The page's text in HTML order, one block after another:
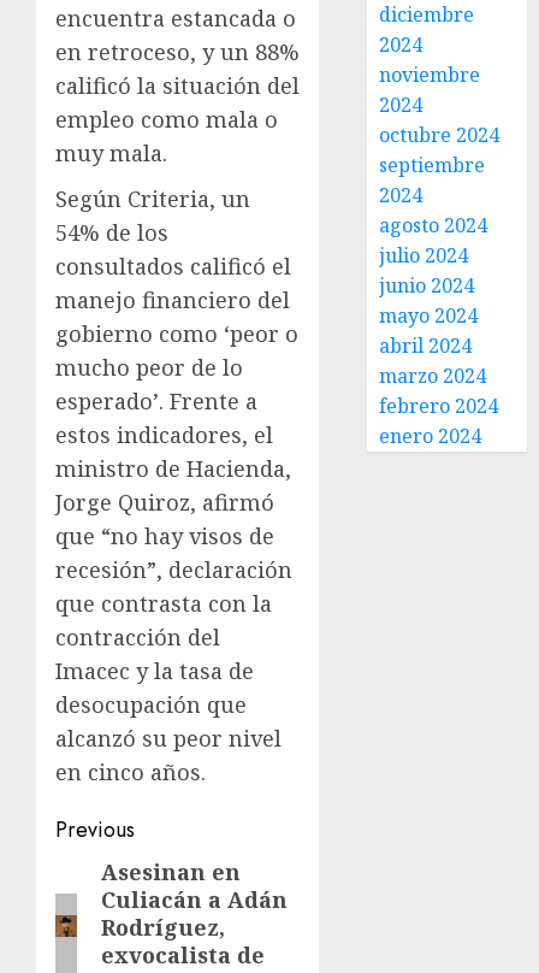
encuentra estancada o
en retroceso, y un 88%
calificó la situación del
empleo como mala o
muy mala.
Según Criteria, un
54% de los
consultados calificó el
manejo financiero del
gobierno como ‘peor o
mucho peor de lo
esperado’. Frente a
estos indicadores, el
ministro de Hacienda,
Jorge Quiroz, afirmó
que “no hay visos de
recesión”, declaración
que contrasta con la
contracción del
Imacec y la tasa de
desocupación que
alcanzó su peor nivel
en cinco años.
Previous
Asesinan en
Culiacán a Adán
Rodríguez,
exvocalista de
diciembre
2024
noviembre
2024
octubre 2024
septiembre
2024
agosto 2024
julio 2024
junio 2024
mayo 2024
abril 2024
marzo 2024
febrero 2024
enero 2024